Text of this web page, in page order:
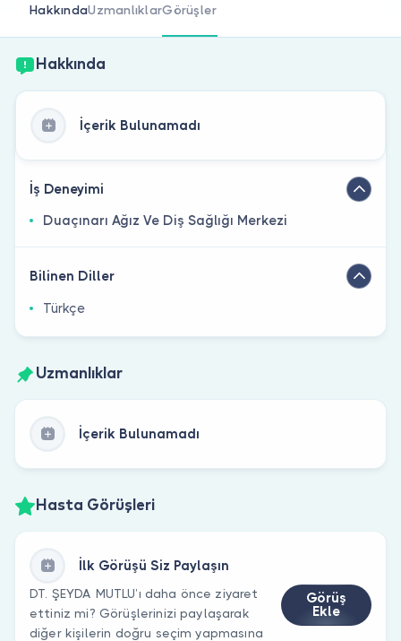
HakkındaUzmanlıklarGörüşler
Hakkında
İçerik Bulunamadı
İş Deneyimi
Duaçınarı Ağız Ve Diş Sağlığı Merkezi
Bilinen Diller
Türkçe
Uzmanlıklar
İçerik Bulunamadı
Hasta Görüşleri
İlk Görüşü Siz Paylaşın
DT. ŞEYDA MUTLU’ı daha önce ziyaret
ettiniz mi? Görüşlerinizi paylaşarak
diğer kişilerin doğru seçim yapmasına
Görüş
Ekle